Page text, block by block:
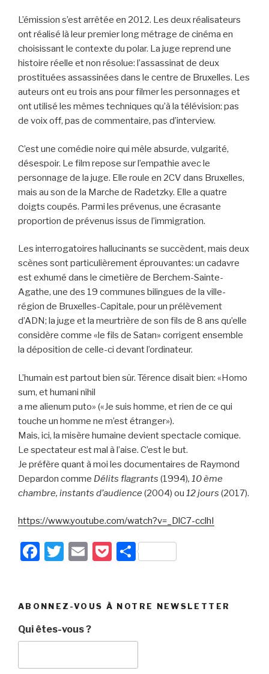
L’émission s’est arrêtée en 2012. Les deux réalisateurs
ont réalisé là leur premier long métrage de cinéma en
choisissant le contexte du polar. La juge reprend une
histoire réelle et non résolue: l’assassinat de deux
prostituées assassinées dans le centre de Bruxelles. Les
auteurs ont eu trois ans pour filmer les personnages et
ont utilisé les mêmes techniques qu’à la télévision: pas
de voix off, pas de commentaire, pas d’interview.
C’est une comédie noire qui mêle absurde, vulgarité,
désespoir. Le film repose sur l’empathie avec le
personnage de la juge. Elle roule en 2CV dans Bruxelles,
mais au son de la Marche de Radetzky. Elle a quatre
doigts coupés. Parmi les prévenus, une écrasante
proportion de prévenus issus de l’immigration.
Les interrogatoires hallucinants se succèdent, mais deux
scènes sont particulièrement éprouvantes: un cadavre
est exhumé dans le cimetière de Berchem-Sainte-
Agathe, une des 19 communes bilingues de la ville-
région de Bruxelles-Capitale, pour un prélèvement
d’ADN; la juge et la meurtrière de son fils de 8 ans qu’elle
considère comme «le fils de Satan» corrigent ensemble
la déposition de celle-ci devant l’ordinateur.
L’humain est partout bien sûr. Térence disait bien: «Homo
sum, et humani nihil
a me alienum puto» («Je suis homme, et rien de ce qui
touche un homme ne m’est étranger»).
Mais, ici, la misère humaine devient spectacle comique.
Le spectateur est mal à l’aise. C’est le but.
Je préfère quant à moi les documentaires de Raymond
Depardon comme Délits flagrants (1994), 10 ème
chambre, instants d’audience (2004) ou 12 jours (2017).
https://www.youtube.com/watch?v=_DlC7-cclhI
F
e
b
o
o
T
er
E
P
k
P
g
ABONNEZ-VOUS À NOTRE NEWSLETTER
Qui êtes-vous ?